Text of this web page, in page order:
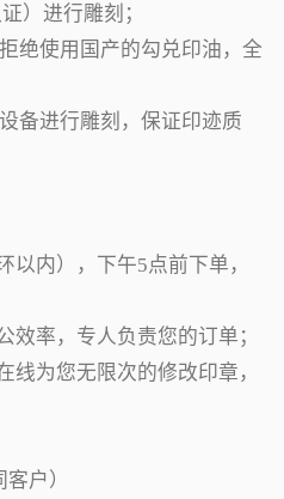
）进行雕刻；
绝使用国产的勾兑印油，全
备进行雕刻，保证印迹质
以内），下午5点前下单，
效率，专人负责您的订单；
线为您无限次的修改印章，
户）